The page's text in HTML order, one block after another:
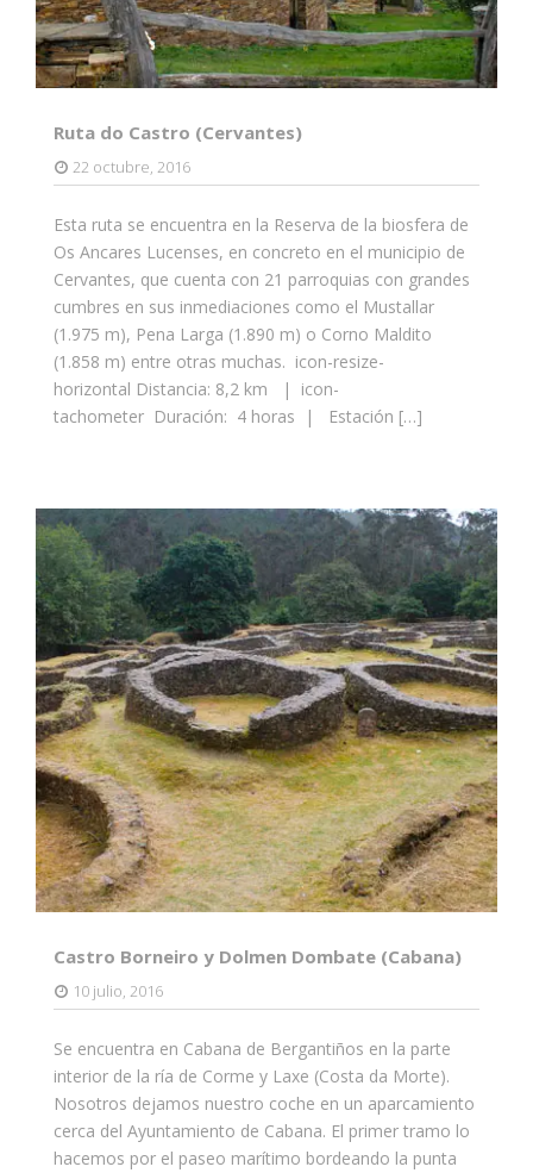
Ruta do Castro (Cervantes)
22 octubre, 2016
Esta ruta se encuentra en la Reserva de la biosfera de
Os Ancares Lucenses, en concreto en el municipio de
Cervantes, que cuenta con 21 parroquias con grandes
cumbres en sus inmediaciones como el Mustallar
(1.975 m), Pena Larga (1.890 m) o Corno Maldito
(1.858 m) entre otras muchas. icon-resize-
horizontal Distancia: 8,2 km | icon-
tachometer Duración: 4 horas | Estación […]
Castro Borneiro y Dolmen Dombate (Cabana)
10 julio, 2016
Se encuentra en Cabana de Bergantiños en la parte
interior de la ría de Corme y Laxe (Costa da Morte).
Nosotros dejamos nuestro coche en un aparcamiento
cerca del Ayuntamiento de Cabana. El primer tramo lo
hacemos por el paseo marítimo bordeando la punta